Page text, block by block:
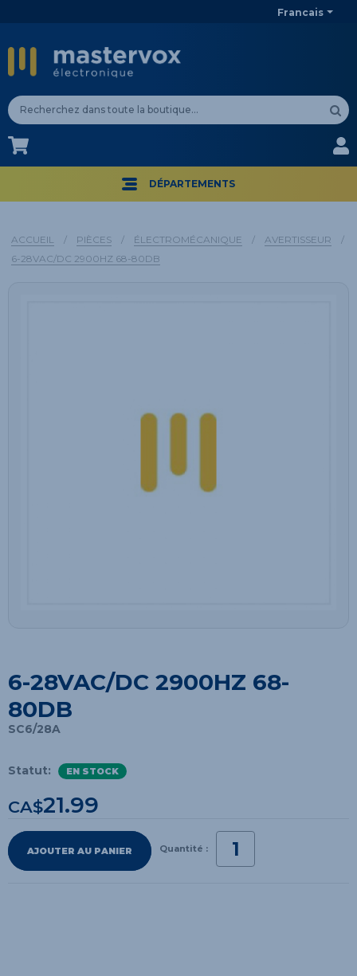
Francais
CA$
DÉPARTEMENTS
ACCUEIL / PIÈCES / ÉLECTROMÉCANIQUE / AVERTISSEUR
/
6-28VAC/DC 2900HZ 68-80DB
6-28VAC/DC 2900HZ 68-
80DB
SC6/28A
Statut: EN STOCK
CA$21.99
AJOUTER AU PANIER Quantité :